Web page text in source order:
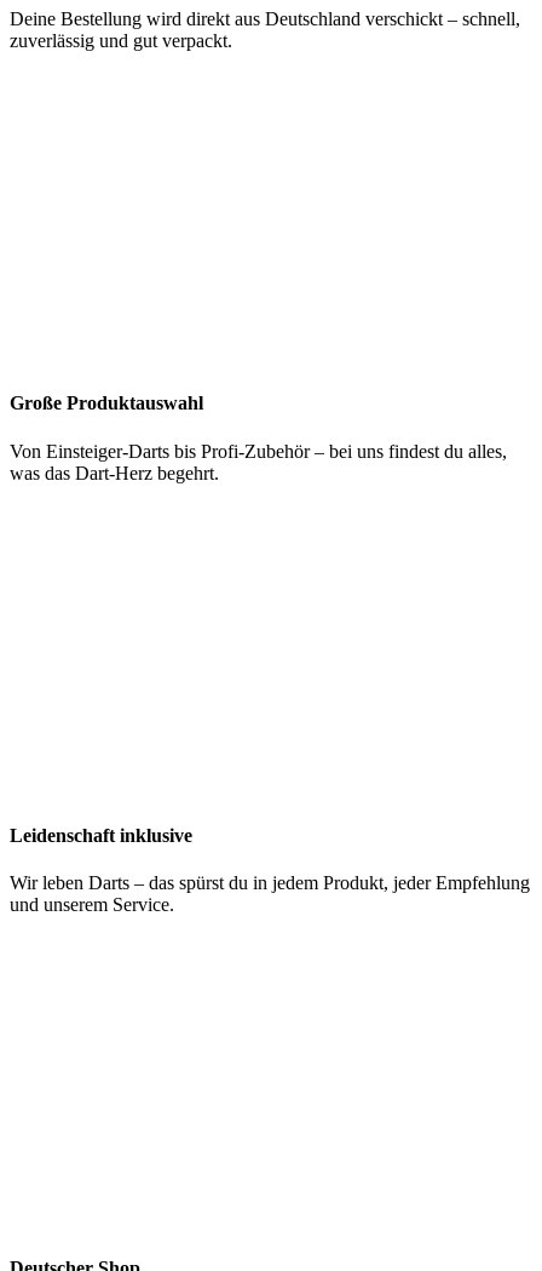
Deine Bestellung wird direkt aus Deutschland verschickt – schnell,
zuverlässig und gut verpackt.
Große Produktauswahl
Von Einsteiger-Darts bis Profi-Zubehör – bei uns findest du alles,
was das Dart-Herz begehrt.
Leidenschaft inklusive
Wir leben Darts – das spürst du in jedem Produkt, jeder Empfehlung
und unserem Service.